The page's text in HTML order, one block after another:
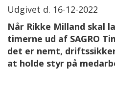
Udgivet d. 16-12-2022
Når Rikke Milland skal
timerne ud af SAGRO
det er nemt,
at holde styr på